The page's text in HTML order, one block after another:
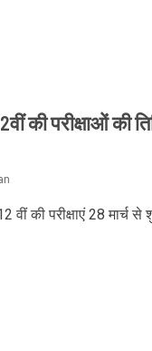
की परीक्षाओं की
वीं की परीक्षाएं 28 मार्च से